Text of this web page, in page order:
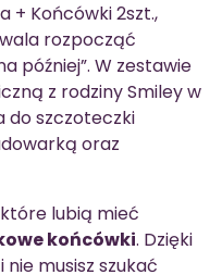
+ Końcówki 2szt.,
rozpocząć
później”. W zestawie
z rodziny Smiley w
do szczoteczki
oraz
lubią mieć
końcówki. Dzięki
musisz szukać